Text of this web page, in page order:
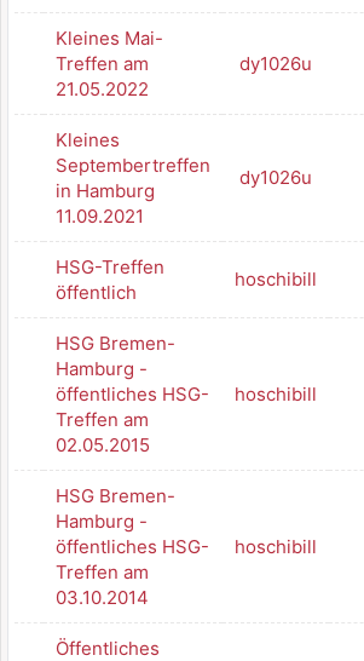
Kleines Mai-
Treffen am
21.05.2022
dy1026u
Kleines
Septembertreffen
in Hamburg
11.09.2021
dy1026u
HSG-Treffen
öffentlich
hoschibill
HSG Bremen-
Hamburg -
öffentliches HSG-
Treffen am
02.05.2015
hoschibill
HSG Bremen-
Hamburg -
öffentliches HSG-
Treffen am
03.10.2014
hoschibill
Öffentliches